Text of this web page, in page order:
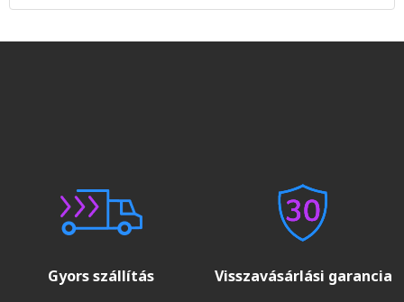
Gyors szállítás Visszavásárlási garancia